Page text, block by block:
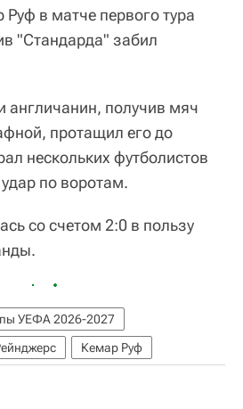
в матче первого тура
"Стандарда" забил
англичанин, получив мяч
протащил его до
нескольких футболистов
по воротам.
со счетом 2:0 в пользу
УЕФА 2026-2027
Кемар Руф